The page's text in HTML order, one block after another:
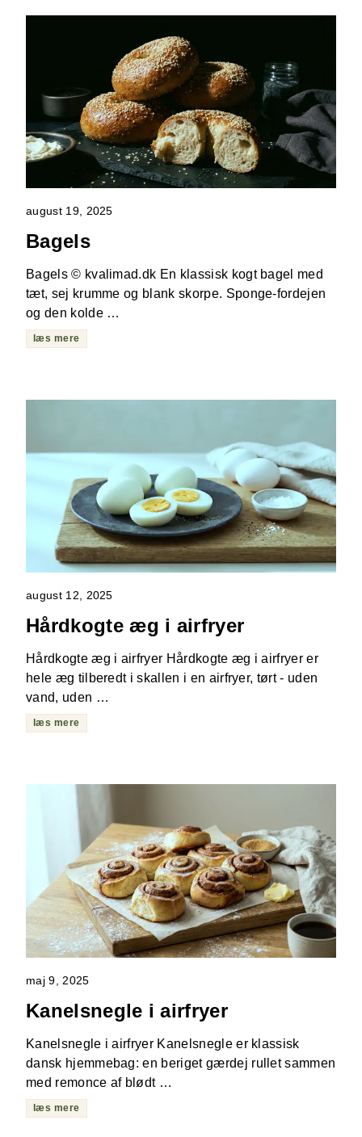
august 19, 2025
Bagels
Bagels © kvalimad.dk En klassisk kogt bagel med
tæt, sej krumme og blank skorpe. Sponge-fordejen
og den kolde …
læs mere
august 12, 2025
Hårdkogte æg i airfryer
Hårdkogte æg i airfryer Hårdkogte æg i airfryer er
hele æg tilberedt i skallen i en airfryer, tørt - uden
vand, uden …
læs mere
maj 9, 2025
Kanelsnegle i airfryer
Kanelsnegle i airfryer Kanelsnegle er klassisk
dansk hjemmebag: en beriget gærdej rullet sammen
med remonce af blødt …
læs mere